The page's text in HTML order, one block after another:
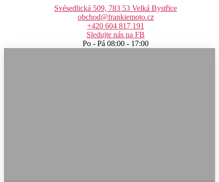
Svésedlická 509, 783 53 Velká Bystřice
obchod@frankiemoto.cz
+420 604 817 191
Sledujte nás na FB
Po - Pá 08:00 - 17:00